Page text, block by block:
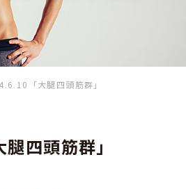
「大腿四頭筋群」
四頭筋群」